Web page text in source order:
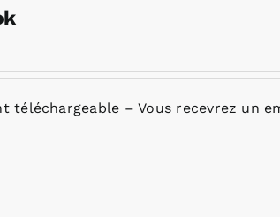
téléchargeable – Vous recevrez un